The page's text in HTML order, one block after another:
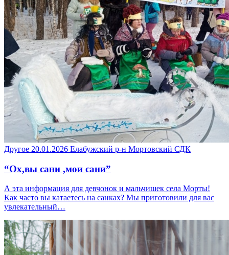
Другое 20.01.2026 Елабужский р-н Мортовский СДК
“Ох,вы сани ,мои сани”
А эта информация для девчонок и мальчишек села Морты!
Как часто вы катаетесь на санках? Мы приготовили для вас
увлекательный…